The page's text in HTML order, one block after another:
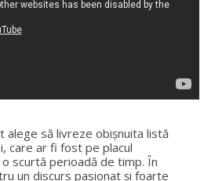
alege să livreze obişnuita listă
care ar fi fost pe placul
scurtă perioadă de timp. În
un discurs pasionat și foarte